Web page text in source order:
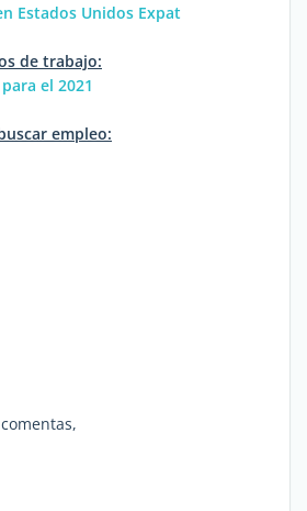
Estados Unidos Expat
de trabajo:
el 2021
empleo: